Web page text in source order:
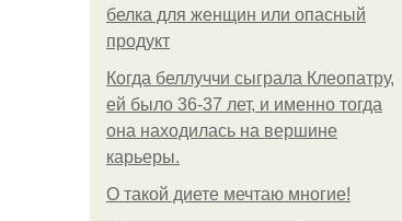
белка для женщин или опасный
продукт
Когда беллуччи сыграла Клеопатру,
ей было 36-37 лет, и именно тогда
она находилась на вершине
карьеры.
О такой диете мечтаю многие!